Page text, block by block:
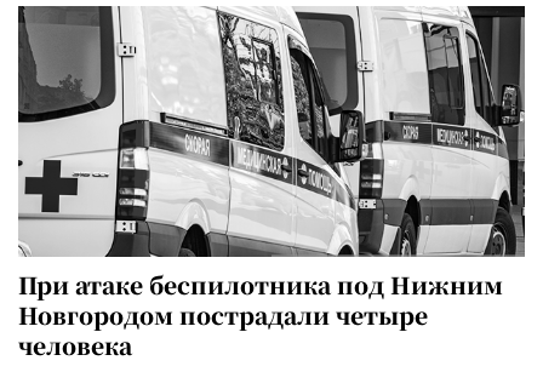
При атаке беспилотника под Нижним
Новгородом пострадали четыре
человека